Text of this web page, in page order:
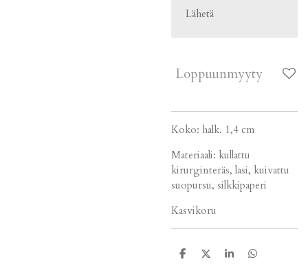
Lähetä
Loppuunmyyty
Koko: halk. 1,4 cm
Materiaali: kullattu
kirurginteräs, lasi, kuivattu
suopursu, silkkipaperi
Kasvikoru
J
J
J
J